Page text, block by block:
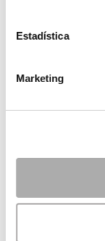
Estadística
Marketing